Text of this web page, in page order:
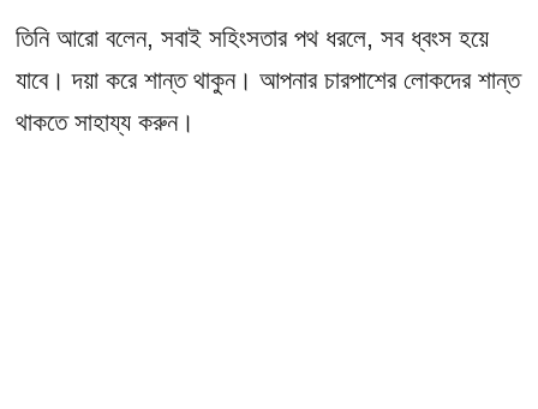
তিনি আরো বলেন, সবাই সহিংসতার পথ ধরলে, সব ধ্বংস হয়ে
যাবে। দয়া করে শান্ত থাকুন। আপনার চারপাশের লোকদের শান্ত
থাকতে সাহায্য করুন।